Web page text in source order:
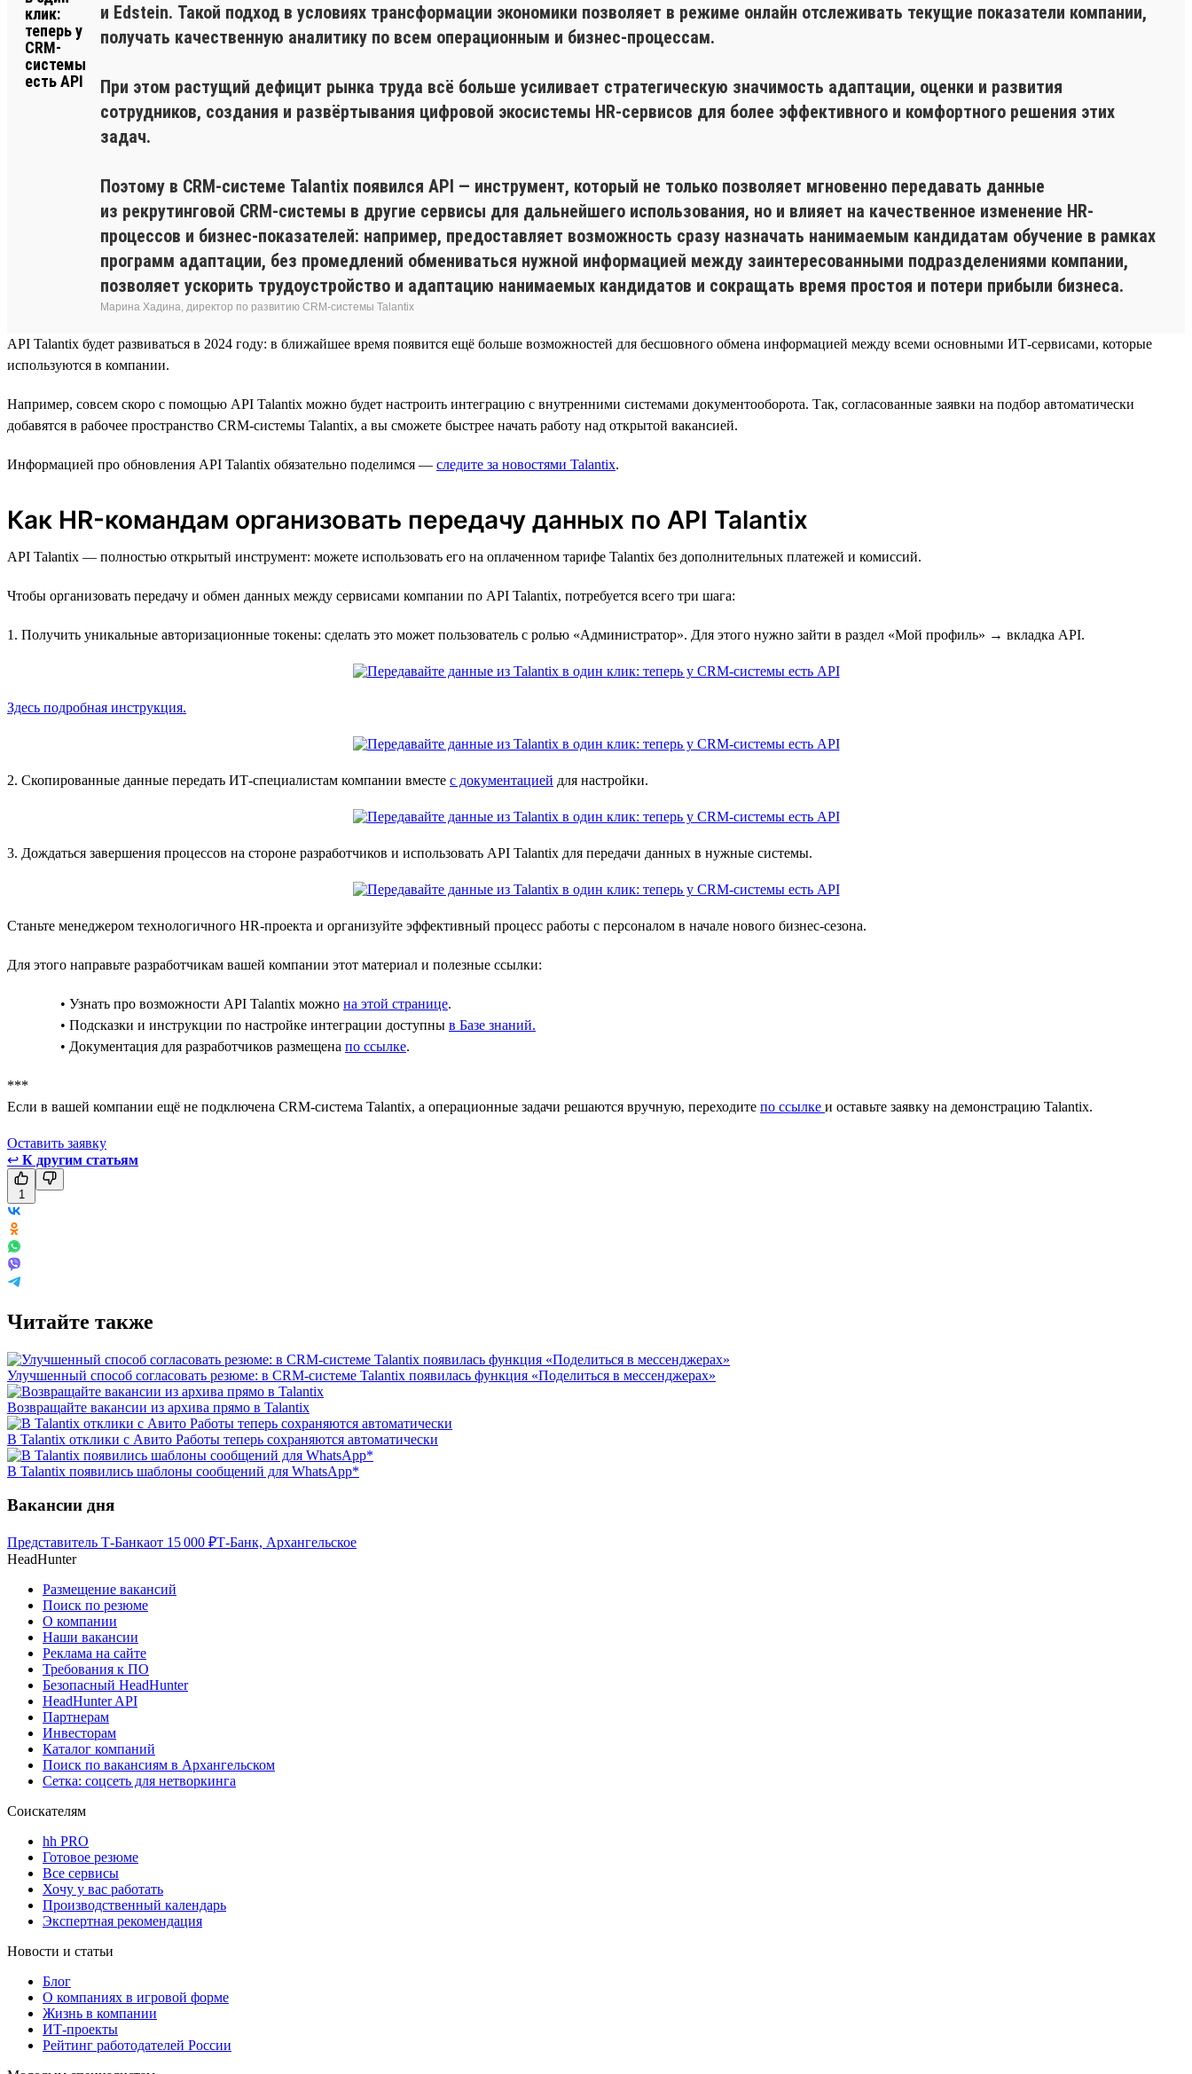
и Edstein. Такой подход в условиях трансформации экономики позволяет в режиме онлайн отслеживать текущие показатели компании,
получать качественную аналитику по всем операционным и бизнес-процессам.
При этом растущий дефицит рынка труда всё больше усиливает стратегическую значимость адаптации, оценки и развития
сотрудников, создания и развёртывания цифровой экосистемы HR-сервисов для более эффективного и комфортного решения этих
задач.
Поэтому в CRM-системе Talantix появился API — инструмент, который не только позволяет мгновенно передавать данные
из рекрутинговой CRM-системы в другие сервисы для дальнейшего использования, но и влияет на качественное изменение HR-
процессов и бизнес-показателей: например, предоставляет возможность сразу назначать нанимаемым кандидатам обучение в рамках
программ адаптации, без промедлений обмениваться нужной информацией между заинтересованными подразделениями компании,
позволяет ускорить трудоустройство и адаптацию нанимаемых кандидатов и сокращать время простоя и потери прибыли бизнеса.
Марина Хадина, директор по развитию CRM-системы Talantix
API Talantix будет развиваться в 2024 году: в ближайшее время появится ещё больше возможностей для бесшовного обмена информацией между всеми основными ИТ-сервисами, которые
используются в компании.
Например, совсем скоро с помощью API Talantix можно будет настроить интеграцию с внутренними системами документооборота. Так, согласованные заявки на подбор автоматически
добавятся в рабочее пространство CRM-системы Talantix, а вы сможете быстрее начать работу над открытой вакансией.
Информацией про обновления API Talantix обязательно поделимся — следите за новостями Talantix.
Как HR-командам организовать передачу данных по API Talantix
API Talantix — полностью открытый инструмент: можете использовать его на оплаченном тарифе Talantix без дополнительных платежей и комиссий.
Чтобы организовать передачу и обмен данных между сервисами компании по API Talantix, потребуется всего три шага:
1. Получить уникальные авторизационные токены: сделать это может пользователь с ролью «Администратор». Для этого нужно зайти в раздел «Мой профиль» → вкладка API.
Здесь подробная инструкция.
2. Скопированные данные передать ИТ-специалистам компании вместе с документацией для настройки.
3. Дождаться завершения процессов на стороне разработчиков и использовать API Talantix для передачи данных в нужные системы.
Станьте менеджером технологичного HR-проекта и организуйте эффективный процесс работы с персоналом в начале нового бизнес-сезона.
Для этого направьте разработчикам вашей компании этот материал и полезные ссылки:
• Узнать про возможности API Talantix можно на этой странице.
• Подсказки и инструкции по настройке интеграции доступны в Базе знаний.
• Документация для разработчиков размещена по ссылке.
***
Если в вашей компании ещё не подключена CRM-система Talantix, а операционные задачи решаются вручную, переходите по ссылке и оставьте заявку на демонстрацию Talantix.
Оставить заявкy
↩ К другим статьям
1
Читайте также
Улучшенный способ согласовать резюме: в CRM-системе Talantix появилась функция «Поделиться в мессенджерах»
Возвращайте вакансии из архива прямо в Talantix
В Talantix отклики с Авито Работы теперь сохраняются автоматически
В Talantix появились шаблоны сообщений для WhatsApp*
Вакансии дня
Представитель Т-Банкаот 15 000 ₽Т-Банк, Архангельское
HeadHunter
Размещение вакансий
Поиск по резюме
О компании
Наши вакансии
Реклама на сайте
Требования к ПО
Безопасный HeadHunter
HeadHunter API
Партнерам
Инвесторам
Каталог компаний
Поиск по вакансиям в Архангельском
Сетка: соцсеть для нетворкинга
Соискателям
hh PRO
Готовое резюме
Все сервисы
Хочу у вас работать
Производственный календарь
Экспертная рекомендация
Новости и статьи
Блог
О компаниях в игровой форме
Жизнь в компании
ИТ-проекты
Рейтинг работодателей России